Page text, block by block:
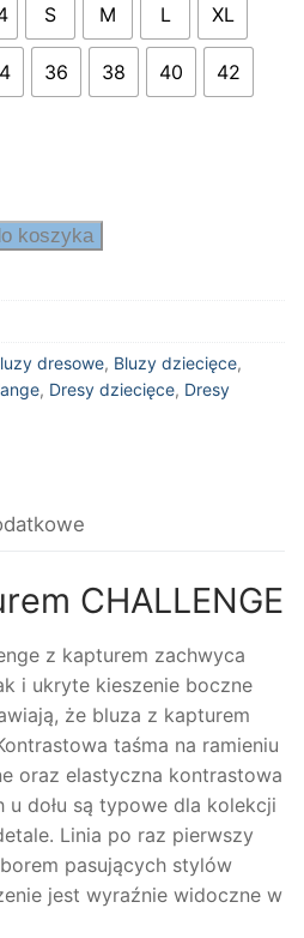
S M L XL
36 38 40 42
koszyka
dresowe, Bluzy dziecięce,
, Dresy dziecięce, Dresy
CHALLENGE
z kapturem zachwyca
i ukryte kieszenie boczne
że bluza z kapturem
taśma na ramieniu
oraz elastyczna kontrastowa
u dołu są typowe dla kolekcji
Linia po raz pierwszy
pasujących stylów
jest wyraźnie widoczne w